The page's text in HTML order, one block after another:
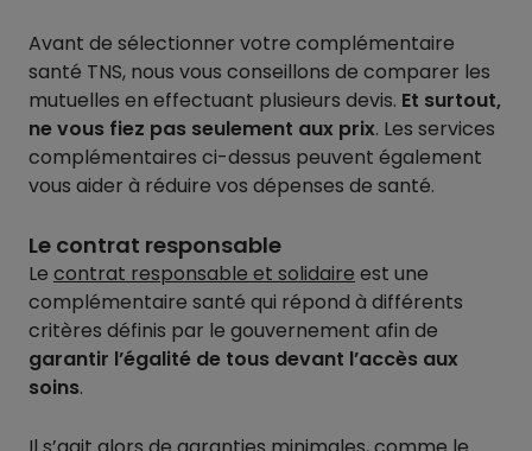
Avant de sélectionner votre complémentaire
santé TNS, nous vous conseillons de comparer les
mutuelles en effectuant plusieurs devis. Et surtout,
ne vous fiez pas seulement aux prix. Les services
complémentaires ci-dessus peuvent également
vous aider à réduire vos dépenses de santé.
Le contrat responsable
Le contrat responsable et solidaire est une
complémentaire santé qui répond à différents
critères définis par le gouvernement afin de
garantir l’égalité de tous devant l’accès aux
soins.